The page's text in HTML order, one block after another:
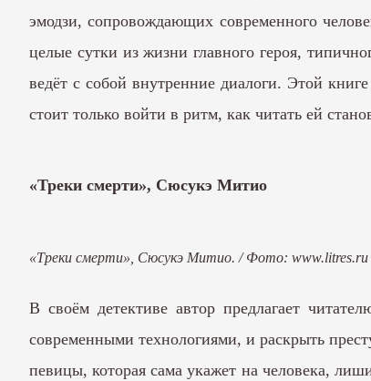
эмодзи, сопровождающих современного
целые сутки из жизни главного героя,
ведёт с собой внутренние диалоги. Этой
стоит только войти в ритм, как читать ей
«Треки смерти», Сюсукэ Митио
«Треки смерти», Сюсукэ Митио. / Фото:
В своём детективе автор предлагает
современными технологиями, и раскрыть
певицы, которая сама укажет на человека,